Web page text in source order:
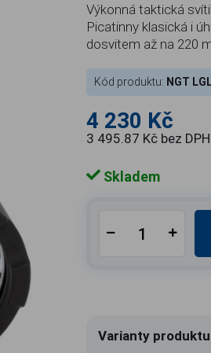
Výkonná taktická
Picatinny klasická i
dosvitem až na 220
Kód produktu: NGT
4 230 Kč
3 495.87 Kč bez DPH
Skladem
Varianty produktu